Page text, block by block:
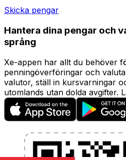
Skicka pengar
Hantera dina pengar och
språng
Xe-appen har allt du behöver
penningöverföringar och
valutor, ställ in kursvarningar
utomlands utan dolda avgifter.